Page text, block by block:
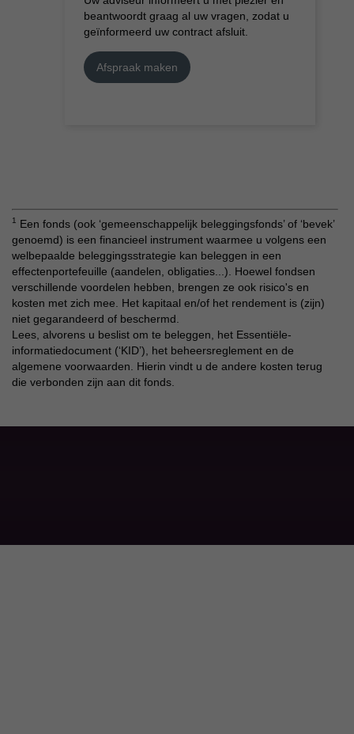
beantwoordt graag al uw vragen, zodat u
geïnformeerd uw contract afsluit.
Afspraak maken
1 Een fonds (ook ‘gemeenschappelijk beleggingsfonds’ of ‘bevek’
genoemd) is een financieel instrument waarmee u volgens een
welbepaalde beleggingsstrategie kan beleggen in een
effectenportefeuille (aandelen, obligaties...). Hoewel fondsen
verschillende voordelen hebben, brengen ze ook risico's en
kosten met zich mee. Het kapitaal en/of het rendement is (zijn)
niet gegarandeerd of beschermd.
Lees, alvorens u beslist om te beleggen, het Essentiële-
informatiedocument (‘KID’), het beheersreglement en de
algemene voorwaarden. Hierin vindt u de andere kosten terug
die verbonden zijn aan dit fonds.